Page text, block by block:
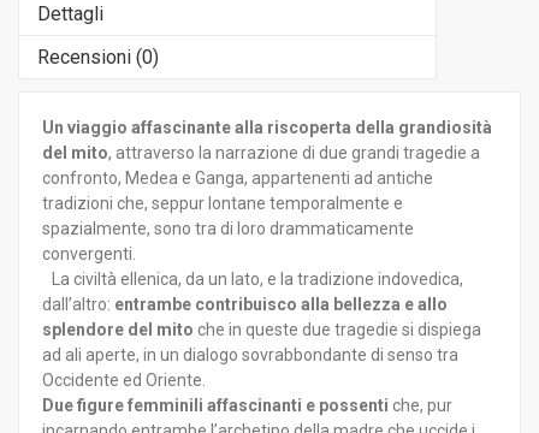
Dettagli
Recensioni (0)
Un viaggio affascinante alla riscoperta della grandiosità
del mito, attraverso la narrazione di due grandi tragedie a
confronto, Medea e Ganga, appartenenti ad antiche
tradizioni che, seppur lontane temporalmente e
spazialmente, sono tra di loro drammaticamente
convergenti.
La civiltà ellenica, da un lato, e la tradizione indovedica,
dall’altro: entrambe contribuisco alla bellezza e allo
splendore del mito che in queste due tragedie si dispiega
ad ali aperte, in un dialogo sovrabbondante di senso tra
Occidente ed Oriente.
Due figure femminili affascinanti e possenti che, pur